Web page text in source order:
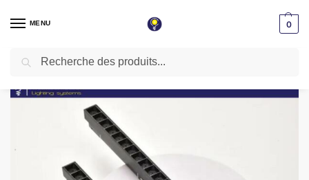
MENU 0
Accueil / Éclairage magnétique / Éclairage magnétique cob 6w noir 4000k 48v mag-cob-6w